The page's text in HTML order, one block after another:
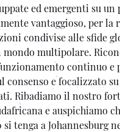
ed emergenti su un
vantaggioso, per la
condivise alle sfide
multipolare.
continuo e
consenso e focalizzato
Ribadiamo il nostro
e auspichiamo
si tenga a Johannesburg